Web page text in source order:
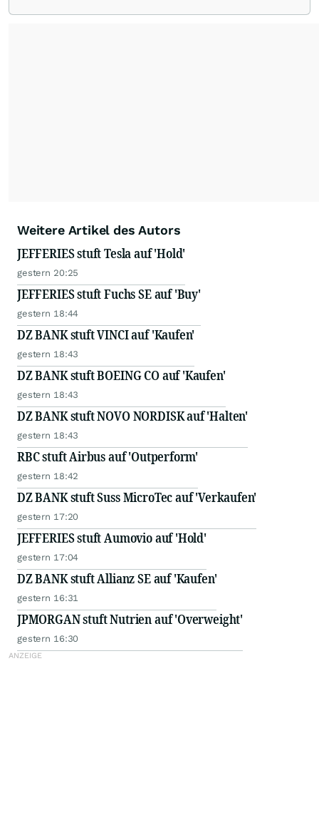
Weitere Artikel des Autors
JEFFERIES stuft Tesla auf 'Hold'
gestern 20:25
JEFFERIES stuft Fuchs SE auf 'Buy'
gestern 18:44
DZ BANK stuft VINCI auf 'Kaufen'
gestern 18:43
DZ BANK stuft BOEING CO auf 'Kaufen'
gestern 18:43
DZ BANK stuft NOVO NORDISK auf 'Halten'
gestern 18:43
RBC stuft Airbus auf 'Outperform'
gestern 18:42
DZ BANK stuft Suss MicroTec auf 'Verkaufen'
gestern 17:20
JEFFERIES stuft Aumovio auf 'Hold'
gestern 17:04
DZ BANK stuft Allianz SE auf 'Kaufen'
gestern 16:31
JPMORGAN stuft Nutrien auf 'Overweight'
gestern 16:30